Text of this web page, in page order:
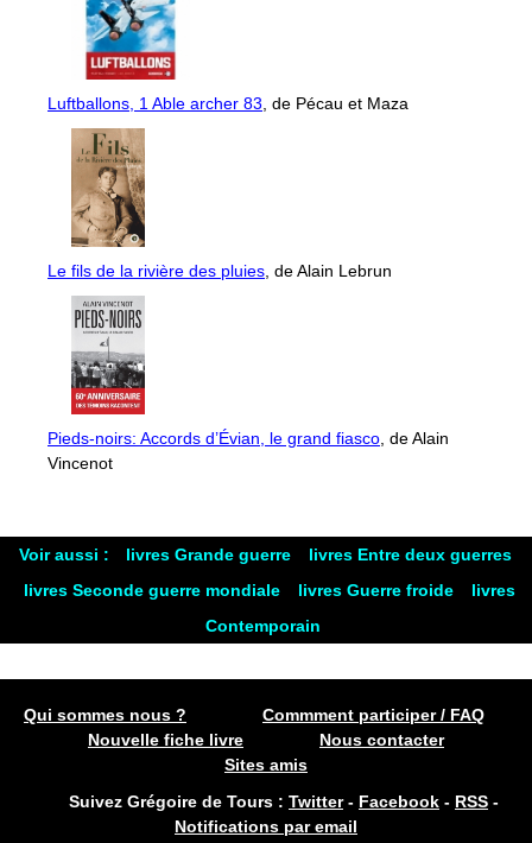
Luftballons, 1 Able archer 83 , de Pécau et Maza
Le fils de la rivière des pluies , de Alain Lebrun
Pieds-noirs: Accords d’Évian, le grand fiasco , de Alain
Vincenot
Voir aussi : livres Grande guerre
livres Entre deux guerres
livres Seconde guerre mondiale
livres Guerre froide
livres
Contemporain
Qui sommes nous ?
Commment participer / FAQ
Nouvelle fiche livre
Nous contacter
Sites amis
Suivez Grégoire de Tours : Twitter- Facebook - RSS -
Notifications par email